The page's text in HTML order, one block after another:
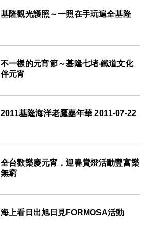
2013-07-04
基隆觀光護照～一照在手玩遍全基隆
2013-03-08
不一樣的元宵節～基隆七堵‧鐵道文化
伴元宵
2013-02-22
2011基隆海洋老鷹嘉年華 2011-07-22
2011-07-22
全台歡樂慶元宵．迎春賞燈活動豐富樂
無窮
2011-02-14
海上看日出旭日見FORMOSA活動